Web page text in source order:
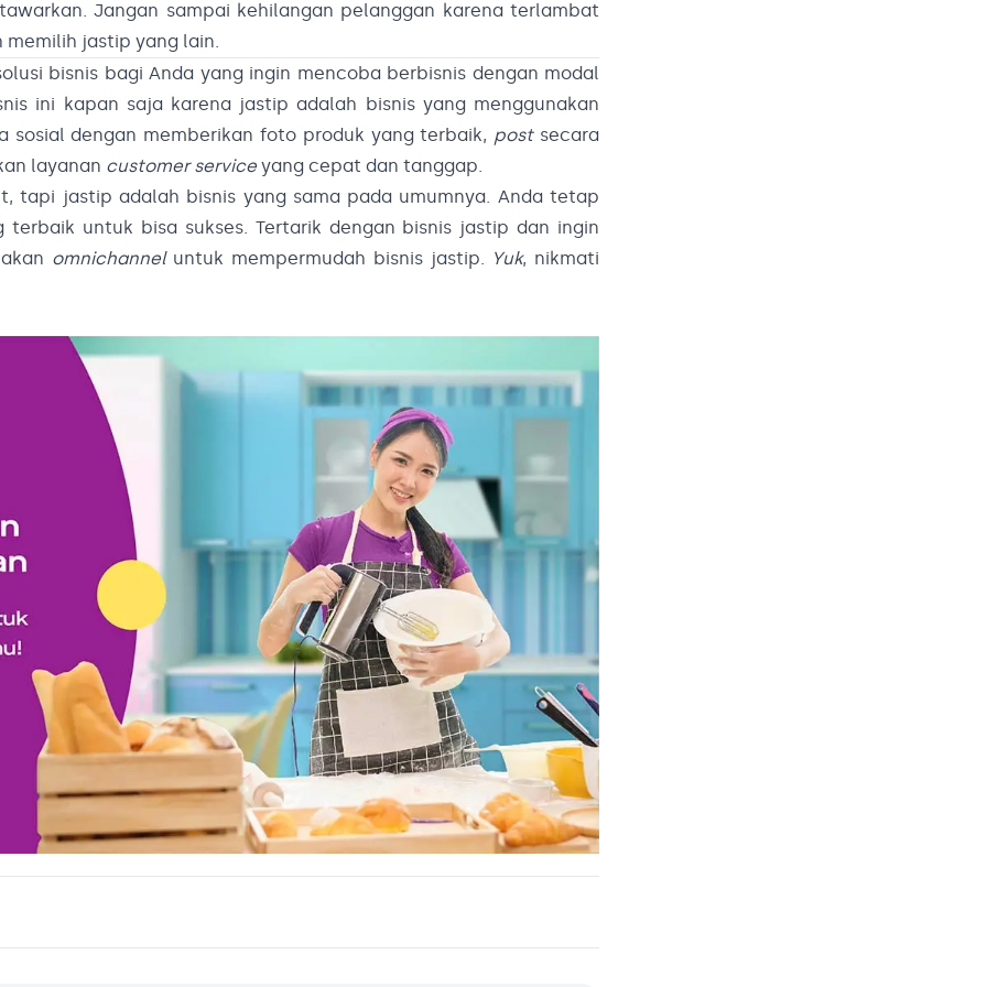
Jangan sampai kehilangan pelanggan karena terlambat
memilih jastip yang lain.
bisnis bagi Anda yang ingin mencoba berbisnis dengan modal
ini kapan saja karena jastip adalah bisnis yang menggunakan
sosial dengan memberikan foto produk yang terbaik, post secara
layanan customer serviceyang cepat dan tanggap.
tapi jastip adalah bisnis yang sama pada umumnya. Anda tetap
terbaik untuk bisa sukses. Tertarik dengan bisnis jastip dan ingin
omnichannel untuk mempermudah bisnis jastip. Yuk, nikmati